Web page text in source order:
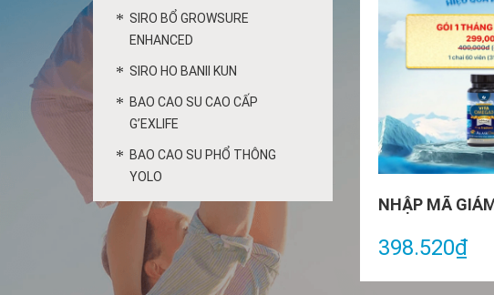
SIRO BỔ GROWSURE
ENHANCED
SIRO HO BANII KUN
BAO CAO SU CAO CẤP
G’EXLIFE
BAO CAO SU PHỔ THÔNG
YOLO
398.520₫